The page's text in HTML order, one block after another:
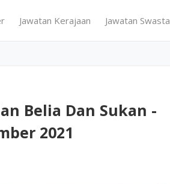
Jawatan Kerajaan Jawatan Swasta
Belia Dan Sukan -
2021